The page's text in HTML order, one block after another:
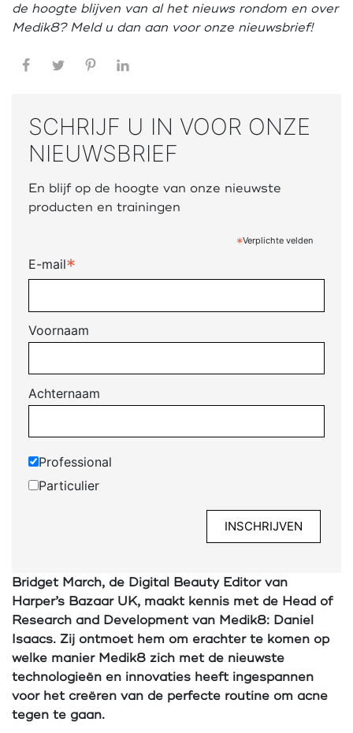
de hoogte blijven van al het nieuws rondom en over
Medik8? Meld u dan aan voor onze nieuwsbrief!
Facebook
Twitter Pinterest
SCHRIJF U IN VOOR ONZE
NIEUWSBRIEF
En blijf op de hoogte van onze nieuwste
producten en trainingen
*Verplichte velden
E-mail*
Voornaam
Achternaam
Professional
Particulier
Bridget March, de Digital Beauty Editor van
Harper’s Bazaar UK, maakt kennis met de Head of
Research and Development van Medik8: Daniel
Isaacs. Zij ontmoet hem om erachter te komen op
welke manier Medik8 zich met de nieuwste
technologieën en innovaties heeft ingespannen
voor het creëren van de perfecte routine om acne
tegen te gaan.